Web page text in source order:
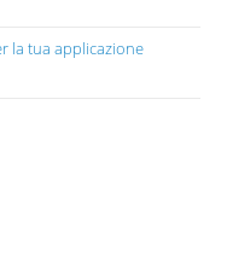
la tua applicazione